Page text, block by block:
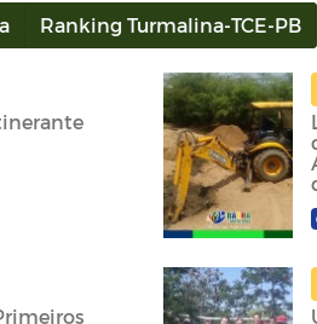
Ranking Turmalina-TCE-PB